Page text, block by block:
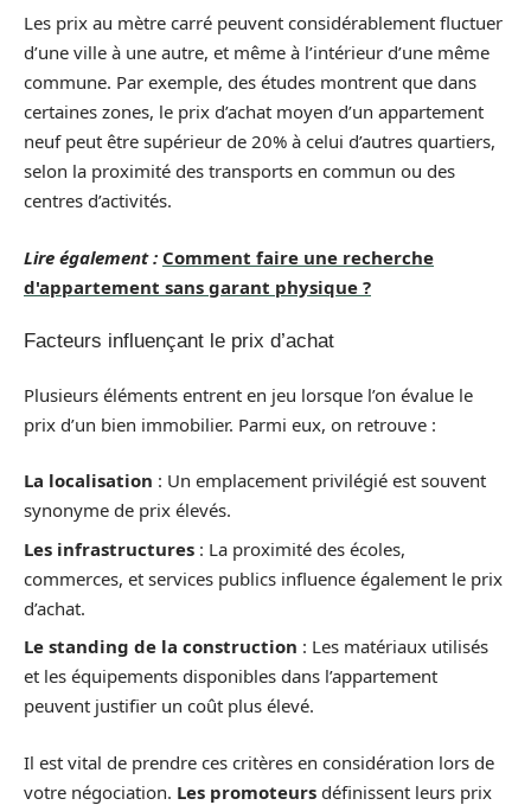
Les prix au mètre carré peuvent considérablement fluctuer
d’une ville à une autre, et même à l’intérieur d’une même
commune. Par exemple, des études montrent que dans
certaines zones, le prix d’achat moyen d’un appartement
neuf peut être supérieur de 20% à celui d’autres quartiers,
selon la proximité des transports en commun ou des
centres d’activités.
Lire également : Comment faire une recherche
d'appartement sans garant physique ?
Facteurs influençant le prix d’achat
Plusieurs éléments entrent en jeu lorsque l’on évalue le
prix d’un bien immobilier. Parmi eux, on retrouve :
La localisation : Un emplacement privilégié est souvent
synonyme de prix élevés.
Les infrastructures : La proximité des écoles,
commerces, et services publics influence également le prix
d’achat.
Le standing de la construction : Les matériaux utilisés
et les équipements disponibles dans l’appartement
peuvent justifier un coût plus élevé.
Il est vital de prendre ces critères en considération lors de
votre négociation. Les promoteurs définissent leurs prix